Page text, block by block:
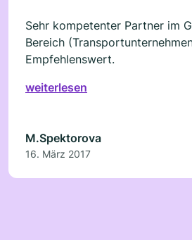
Sehr kompetenter Partner im
Bereich
Empfehlenswert.
weiterlesen
M.Spektorova
16. März 2017